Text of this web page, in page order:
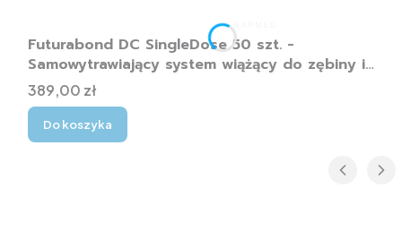
Futurabond DC SingleDose 50 szt. -
Samowytrawiający system wiążący do zębiny i
szkliwa
Cena
389,00 zł
Do koszyka